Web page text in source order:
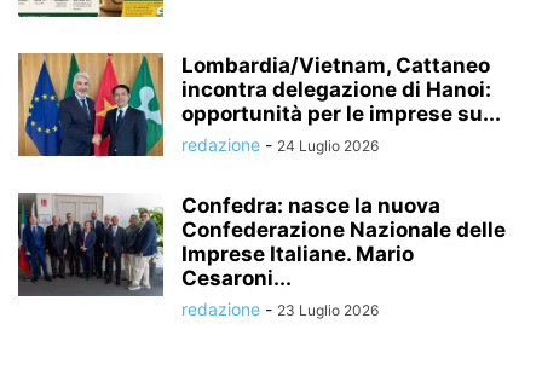
Lombardia/Vietnam, Cattaneo
incontra delegazione di Hanoi:
opportunità per le imprese su...
redazione - 24 Luglio 2026
Confedra: nasce la nuova
Confederazione Nazionale delle
Imprese Italiane. Mario
Cesaroni...
redazione - 23 Luglio 2026